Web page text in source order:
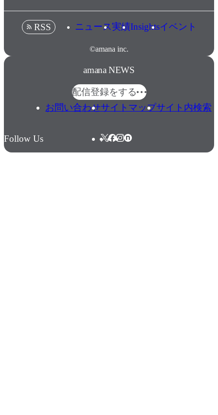
©amana inc.
RSS ニュース実績Insightsイベント
amana NEWS
配信登録をする
お問い合わせサイトマップサイト内検索
Follow Us